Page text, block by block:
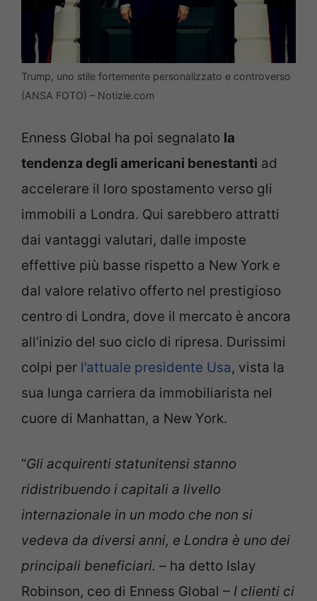
Trump, uno stile fortemente personalizzato e controverso
(ANSA FOTO) – Notizie.com
Enness Global ha poi segnalato la
tendenza degli americani benestanti ad
accelerare il loro spostamento verso gli
immobili a Londra. Qui sarebbero attratti
dai vantaggi valutari, dalle imposte
effettive più basse rispetto a New York e
dal valore relativo offerto nel prestigioso
centro di Londra, dove il mercato è ancora
all’inizio del suo ciclo di ripresa. Durissimi
colpi per l’attuale presidente Usa, vista la
sua lunga carriera da immobiliarista nel
cuore di Manhattan, a New York.
“Gli acquirenti statunitensi stanno
ridistribuendo i capitali a livello
internazionale in un modo che non si
vedeva da diversi anni, e Londra è uno dei
principali beneficiari. – ha detto Islay
Robinson, ceo di Enness Global – I clienti ci